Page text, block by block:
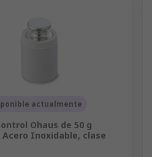
actualmente
Ohaus de 50 g
Acero Inoxidable, clase